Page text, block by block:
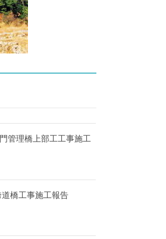
管理橋上部工工事施工
橋工事施工報告